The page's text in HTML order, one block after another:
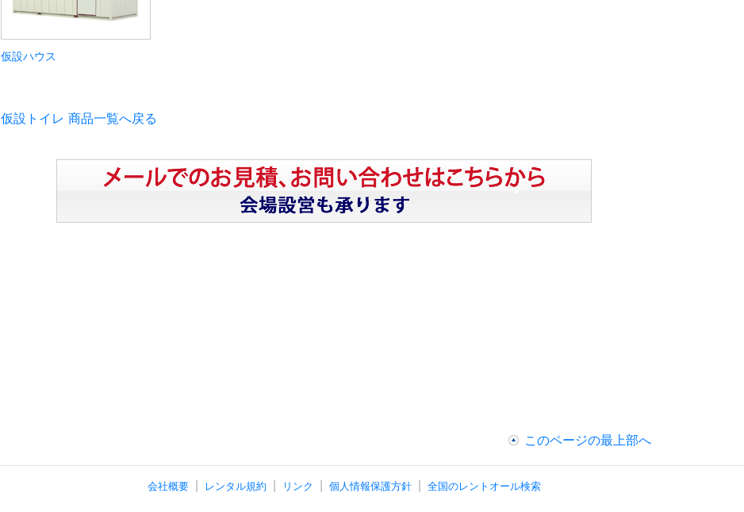
仮設ハウス
仮設トイレ 商品一覧へ戻る
このページの最上部へ
会社概要 レンタル規約 リンク 個人情報保護方針 全国のレントオール検索